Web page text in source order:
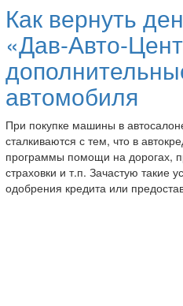
Как вернуть
«Дав-Авто-
автомобиля
При покупке машины в
сталкиваются с тем, что в
программы помощи на дорогах,
страховки и т.п. Зачастую такие
одобрения кредита или